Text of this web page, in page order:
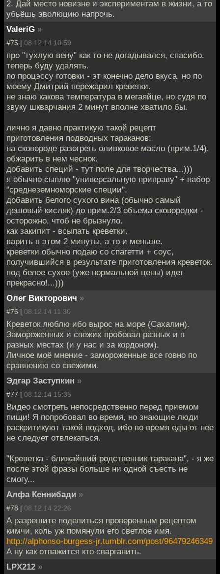
2. Дай место новизне и экспериментам в жизни, а то
убьёшь эволюцию напрочь.
ValeriG »
#75 | 08.12.14 10:59
про "тухлую вену" как то не догадывался, спасибо.
теперь буду удалять.
по процэссу готовки - эт конечно дело вкуса, но по
моему Дмитрий пережарил креветки.
не знаю какова температура в мегаяйце, но судя по
звуку шкварчания 2 минут вполне хватило бы.
лично я давно практикую такой рецепт
приготовления подводных тараканов:
на сковороде разогреть оливковое масло (прим.1/4).
обжарить в нем чеснок.
добавить специй - тут поле для творчества...)))
я обычно сыплю "универсальную приправу" + набор
"среднеземноморские специи".
добавить белого сухого вина (обычно самый
дешовый кисляк) до прим.2/3 объема сковородки -
осторожно, чтоб не брызнуло.
как закипит - всыпать креветки.
варить в этом 2 минуты, а то и меньше.
креветки обычно подаю со спагетти + соус,
получившийся в результате приготовления креветок.
под белое сухое (уже нормальной цены) идет
прекрасно!...)))
Олег Викторович »
#76 | 08.12.14 11:30
Креветок люблю ибо вырос на море (Сахалин).
Замороженных и свежих пробовал разных и в
разных местах (и у нас и за кордоном).
Личное моё мнение - замороженные все говно по
сравнению со свежими.
Эдгар Заступкин »
#77 | 08.12.14 15:35
Видео смотреть непосредственно перед приемом
пищи! Я попробовал во время, но знающие люди
раскритикуют такой подход, ибо во время еды от нее
не следует отвлекаться.
"Креветка - ближайший родственник таракана", - я же
после этой фразы больше ни одной съесть не
смогу...
Алфа Кеннибади »
#78 | 08.12.14 22:26
А разрешите поделиться проверенным рецептом
кимчи, коль уж помянули его светлое имя.
http://alphonso-burgess-jr.tumblr.com/post/96479246349
А ну как отважится кто сварганить.
LPX212 »